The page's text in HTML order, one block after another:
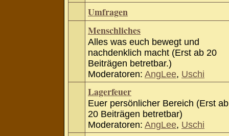
Umfragen
Menschliches
Alles was euch bewegt und
nachdenklich macht (Erst ab 20
Beiträgen betretbar.)
Moderatoren: AngLee, Uschi
Lagerfeuer
Euer persönlicher Bereich (Erst ab
20 Beiträgen betretbar)
Moderatoren: AngLee, Uschi